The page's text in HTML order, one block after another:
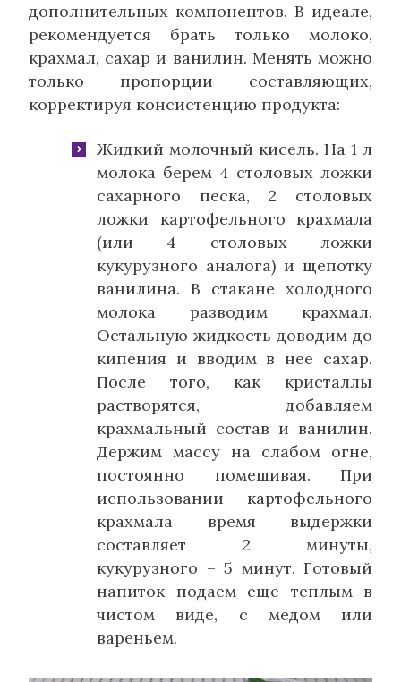
дополнительных компонентов. В идеале,
рекомендуется брать только молоко,
крахмал, сахар и ванилин. Менять можно
только пропорции составляющих,
корректируя консистенцию продукта:
Жидкий молочный кисель. На 1 л
молока берем 4 столовых ложки
сахарного песка, 2 столовых
ложки картофельного крахмала
(или 4 столовых ложки
кукурузного аналога) и щепотку
ванилина. В стакане холодного
молока разводим крахмал.
Остальную жидкость доводим до
кипения и вводим в нее сахар.
После того, как кристаллы
растворятся, добавляем
крахмальный состав и ванилин.
Держим массу на слабом огне,
постоянно помешивая. При
использовании картофельного
крахмала время выдержки
составляет 2 минуты,
кукурузного – 5 минут. Готовый
напиток подаем еще теплым в
чистом виде, с медом или
вареньем.